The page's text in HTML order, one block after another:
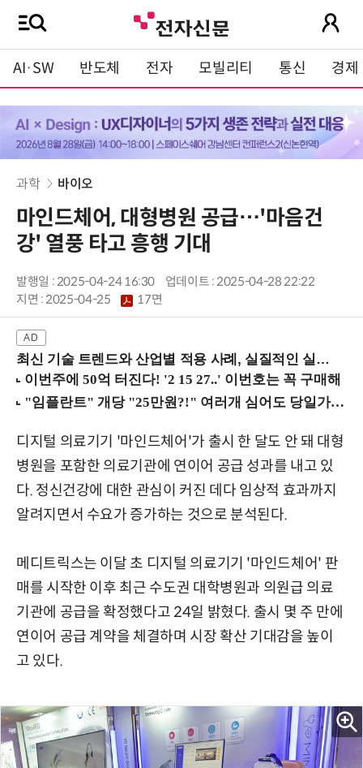
AI·SW 반도체 전자 모빌리티 통신 경제
과학 바이오
마인드체어, 대형병원 공급…'마음건
강' 열풍 타고 흥행 기대
발행일 : 2025-04-24 16:30
업데이트 : 2025-04-28 22:22
지면 :2025-04-25 17면
최신 기술 트렌드와 산업별 적용 사례, 실질적인 실행 전략을 공유 (9/18 양재역)
디지털 의료기기 '마인드체어'가 출시 한 달도 안 돼 대형
병원을 포함한 의료기관에 연이어 공급 성과를 내고 있
다. 정신건강에 대한 관심이 커진 데다 임상적 효과까지
알려지면서 수요가 증가하는 것으로 분석된다.
메디트릭스는 이달 초 디지털 의료기기 '마인드체어' 판
매를 시작한 이후 최근 수도권 대학병원과 의원급 의료
기관에 공급을 확정했다고 24일 밝혔다. 출시 몇 주 만에
연이어 공급 계약을 체결하며 시장 확산 기대감을 높이
고 있다.